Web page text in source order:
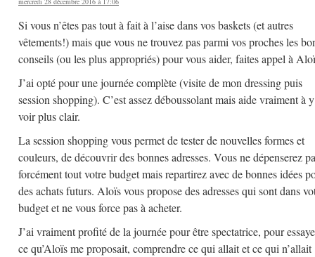
Si vous n’êtes pas tout à fait à l’aise dans vos baskets (et autres
vêtements!) mais que vous ne trouvez pas parmi vos proches les
conseils (ou les plus appropriés) pour vous aider, faites appel à
J’ai opté pour une journée complète (visite de mon dressing puis
session shopping). C’est assez déboussolant mais aide vraiment à y
voir plus clair.
La session shopping vous permet de tester de nouvelles formes et
couleurs, de découvrir des bonnes adresses. Vous ne dépenserez
forcément tout votre budget mais repartirez avec de bonnes idées
des achats futurs. Aloïs vous propose des adresses qui sont dans
budget et ne vous force pas à acheter.
J’ai vraiment profité de la journée pour être spectatrice, pour
ce qu’Aloïs me proposait, comprendre ce qui allait et ce qui n’allait